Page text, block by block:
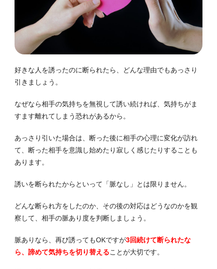
好きな人を誘ったのに断られたら、どんな理由でもあっさり
引きましょう。
なぜなら相手の気持ちを無視して誘い続ければ、気持ちがま
すます離れてしまう恐れがあるから。
あっさり引いた場合は、断った後に相手の心理に変化が訪れ
て、断った相手を意識し始めたり寂しく感じたりすることも
あります。
誘いを断られたからといって「脈なし」とは限りません。
どんな断られ方をしたのか、その後の対応はどうなのかを観
察して、相手の脈あり度を判断しましょう。
脈ありなら、再び誘ってもOKですが3回続けて断られたな
ら、諦めて気持ちを切り替えることが大切です。